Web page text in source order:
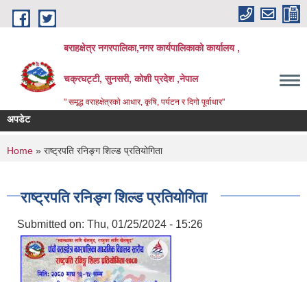
Skip to main content
बराहक्षेत्र नगरपालिका,नगर कार्यपालिकाको कार्यालय ,
चक्रघट्टी, सुनसरी, कोशी प्रदेश ,नेपाल
" समृद्ध वराहक्षेत्रकाे आधार, कृषि, पर्यटन र दिगो पूर्वाधार"
अपडेट
You are here
Home » राष्ट्रपति रनिङ्ग शिल्ड प्रतियोगिता
राष्ट्रपति रनिङ्ग शिल्ड प्रतियोगिता
Submitted on: Thu, 01/25/2024 - 15:26